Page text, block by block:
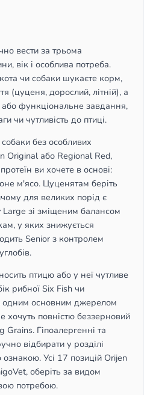
вести за трьома
вік і особлива потреба.
чи собаки шукаєте корм,
(цуценя, дорослий, літній), а
або функціональне завдання,
чи чутливість до птиці.
без особливих
Original або Regional Red,
ви хочете в основі:
м'ясо. Цуценятам беріть
для великих порід є
зі зміщеним балансом
у яких знижується
Senior з контролем
птицю або у неї чутливе
рибної Six Fish чи
основним джерелом
хочуть повністю беззерновий
Grains. Гіпоалергенні та
відбирати у розділі
Усі 17 позицій Orijen
оберіть за видом
потребою.